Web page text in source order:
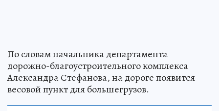
По словам начальника департамента
дорожно-благоустроительного комплекса
Александра Стефанова, на дороге появится
весовой пункт для большегрузов.